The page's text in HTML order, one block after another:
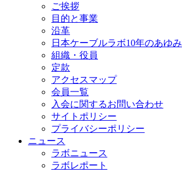
ご挨拶
目的と事業
沿革
日本ケーブルラボ10年のあゆみ
組織・役員
定款
アクセスマップ
会員一覧
入会に関するお問い合わせ
サイトポリシー
プライバシーポリシー
ニュース
ラボニュース
ラボレポート